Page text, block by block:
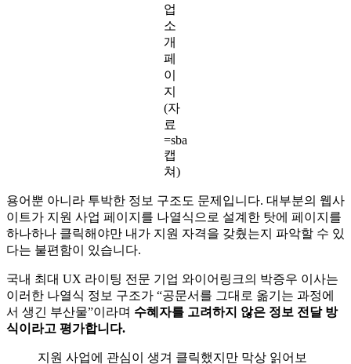
업
소
개
페
이
지
(자
료
=sba
캡
쳐)
용어뿐 아니라 투박한 정보 구조도 문제입니다. 대부분의 웹사
이트가 지원 사업 페이지를 나열식으로 설계한 탓에 페이지를
하나하나 클릭해야만 내가 지원 자격을 갖췄는지 파악할 수 있
다는 불편함이 있습니다.
국내 최대 UX 라이팅 전문 기업 와이어링크의 박증우 이사는
이러한 나열식 정보 구조가 “공문서를 그대로 옮기는 과정에
서 생긴 부산물”이라며 수혜자를 고려하지 않은 정보 전달 방
식이라고 평가합니다.
지원 사업에 관심이 생겨 클릭했지만 막상 읽어보